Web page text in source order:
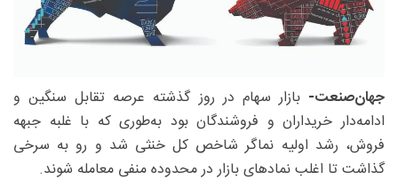
جهان‌صنعت- بازار سهام در روز گذشته عرصه تقابل سنگین و
ادامه‌دار خریداران و فروشندگان بود به‌طوری که با غلبه جبهه
فروش، رشد اولیه نماگر شاخص کل خنثی شد و رو به سرخی
گذاشت تا اغلب نمادهای بازار در محدوده منفی معامله شوند.